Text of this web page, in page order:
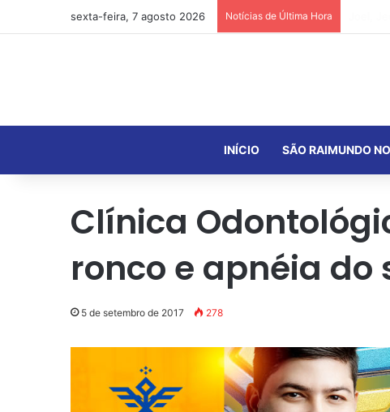
sexta-feira, 7 agosto 2026 Notícias de Última Hora
INÍCIO SÃO RAIMUNDO
Clínica
ronco e apnéia do
5 de setembro de 2017 278